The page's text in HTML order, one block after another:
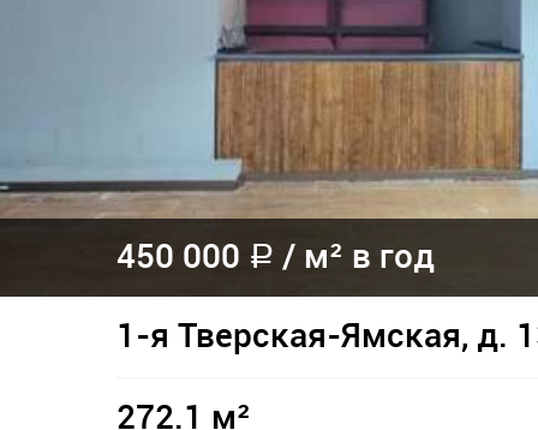
450 000 a / м² в год
1-я Тверская-Ямская, д.
272.1 м²